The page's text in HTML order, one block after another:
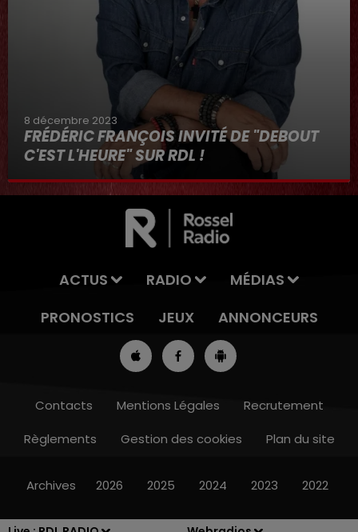
16h00 - 19h00
8 décembre 2023
FRÉDÉRIC FRANÇOIS INVITÉ DE "DEBOUT
C'EST L'HEURE" SUR RDL !
8 décembre 2023
ACTUS RADIO
MÉDIAS
PRONOSTICS
JEUX ANNONCEURS
Contacts Mentions Légales
Recrutement
Règlements
Gestion des cookies Plan du site
Archives 2026 2025 2024 2023 2022